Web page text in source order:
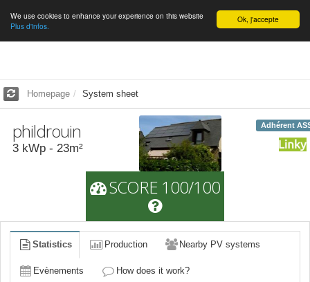
English Ok, j'accepte
We use cookies to enhance your experience on this website
Plus d'infos.
Homepage System sheet
phildrouin
3 kWp - 23m²
Adhérent
SCORE 100/100
Statistics Production Nearby PV systems
Evènements How does it work?